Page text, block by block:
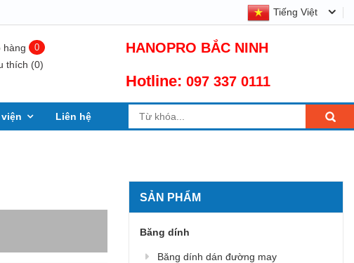
keo - Màng PE - Hạt chống ẩm giá tốt nhất thị trường Tiếng Việt
hàng 0
thích (0)
HANOPRO BẮC NINH
Hotline: 097 337 0111
Liên hệ
SẢN PHẨM
Băng dính
Băng dính dán đường may